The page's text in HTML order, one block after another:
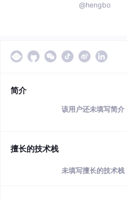
@hengbo
简介
该用户还未填写简介
擅长的技术栈
未填写擅长的技术栈